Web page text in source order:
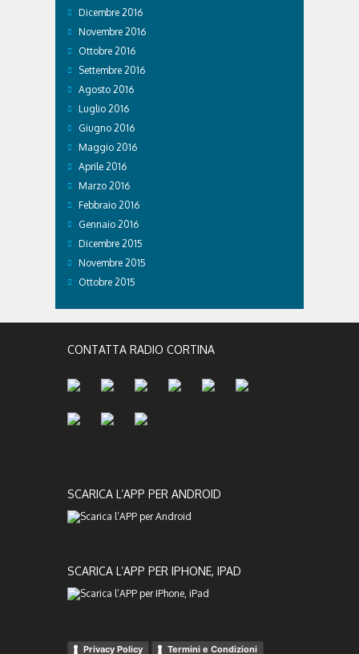
Dicembre 2016
Novembre 2016
Ottobre 2016
Settembre 2016
Agosto 2016
Luglio 2016
Giugno 2016
Maggio 2016
Aprile 2016
Marzo 2016
Febbraio 2016
Gennaio 2016
Dicembre 2015
Novembre 2015
Ottobre 2015
CONTATTA RADIO CORTINA
SCARICA L’APP PER ANDROID
SCARICA L’APP PER IPHONE, IPAD
Privacy Policy Termini e Condizioni